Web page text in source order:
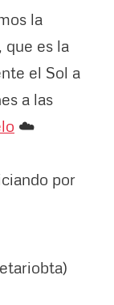
la
que es la
el Sol a
a las
☁️
por